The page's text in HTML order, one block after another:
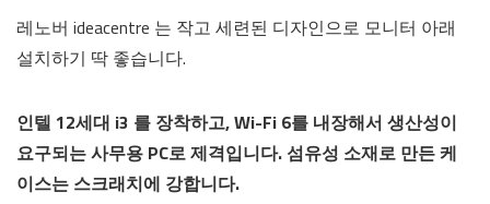
레노버 ideacentre 는 작고 세련된 디자인으로 모니터 아래
설치하기 딱 좋습니다.
인텔 12세대 i3 를 장착하고, Wi-Fi 6를 내장해서 생산성이
요구되는 사무용 PC로 제격입니다. 섬유성 소재로 만든 케
이스는 스크래치에 강합니다.